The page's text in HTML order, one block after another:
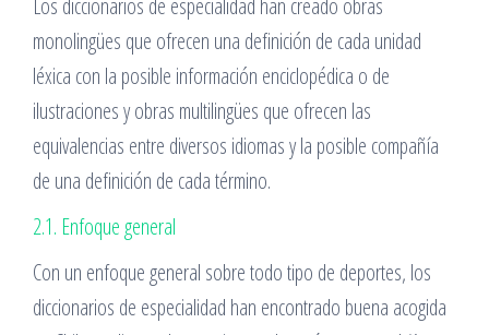
Los diccionarios de especialidad han creado obras
monolingües que ofrecen una definición de cada unidad
léxica con la posible información enciclopédica o de
ilustraciones y obras multilingües que ofrecen las
equivalencias entre diversos idiomas y la posible compañía
de una definición de cada término.
2.1. Enfoque general
Con un enfoque general sobre todo tipo de deportes, los
diccionarios de especialidad han encontrado buena acogida